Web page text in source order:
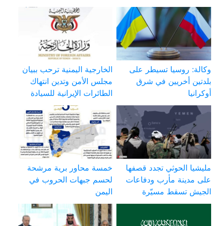
وكالة: روسيا تسيطر على
بلدتين أخريين في شرق
أوكرانيا
الخارجية اليمنية ترحب ببيان
مجلس الأمن وتدين انتهاك
الطائرات الإيرانية للسيادة
مليشيا الحوثي تجدد قصفها
على مدينة مأرب ودفاعات
الجيش تسقط مسيّرة
خمسة محاور برية مرشحة
لحسم جبهات الحروب في
اليمن